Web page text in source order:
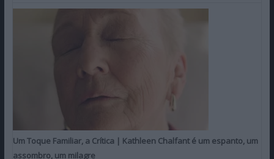
Um Toque Familiar, a Crítica | Kathleen Chalfant é um espanto, um
assombro, um milagre